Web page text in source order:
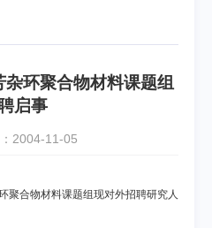
环聚合物材料课题组
启事
2004-11-05
合物材料课题组现对外招聘研究人